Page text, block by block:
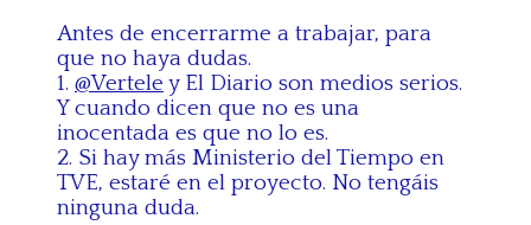
Antes de encerrarme a trabajar, para
que no haya dudas.
1. @Vertele y El Diario son medios serios.
Y cuando dicen que no es una
inocentada es que no lo es.
2. Si hay más Ministerio del Tiempo en
TVE, estaré en el proyecto. No tengáis
ninguna duda.